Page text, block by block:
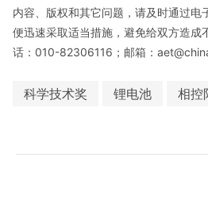
内容、版权和其它问题，请及时通过电
便迅速采取适当措施，避免给双方造成
话：010-82306116；邮箱：
科学技术奖 锂电池 相控